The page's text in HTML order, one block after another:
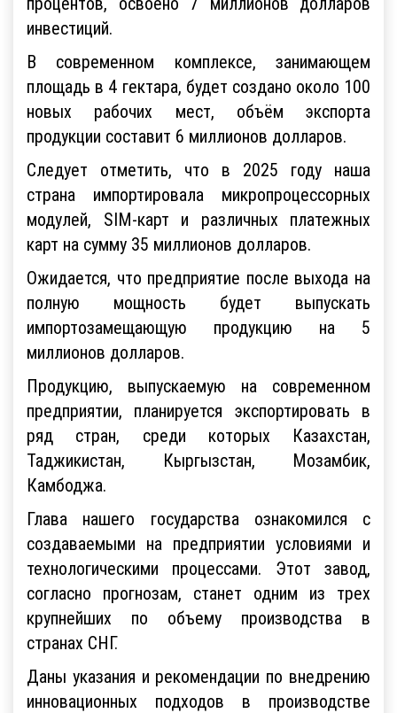
инвестиций.
В современном комплексе, занимающем
площадь в 4 гектара, будет создано около 100
новых рабочих мест, объём экспорта
продукции составит 6 миллионов долларов.
Следует отметить, что в 2025 году наша
страна импортировала микропроцессорных
модулей, SIM-карт и различных платежных
карт на сумму 35 миллионов долларов.
Ожидается, что предприятие после выхода на
полную мощность будет выпускать
импортозамещающую продукцию на 5
миллионов долларов.
Продукцию, выпускаемую на современном
предприятии, планируется экспортировать в
ряд стран, среди которых Казахстан,
Таджикистан, Кыргызстан, Мозамбик,
Камбоджа.
Глава нашего государства ознакомился с
создаваемыми на предприятии условиями и
технологическими процессами. Этот завод,
согласно прогнозам, станет одним из трех
крупнейших по объему производства в
странах СНГ.
Даны указания и рекомендации по внедрению
инновационных подходов в производстве